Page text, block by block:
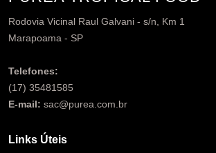
Rodovia Vicinal Raul Galvani - s/n, Km 1
Marapoama - SP
Telefones:
(17) 35481585
E-mail: sac@purea.com.br
Links Úteis